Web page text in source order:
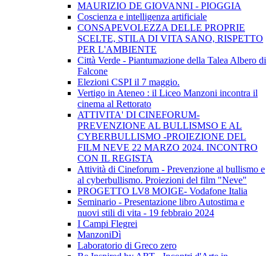
MAURIZIO DE GIOVANNI - PIOGGIA
Coscienza e intelligenza artificiale
CONSAPEVOLEZZA DELLE PROPRIE
SCELTE, STILA DI VITA SANO, RISPETTO
PER L'AMBIENTE
Città Verde - Piantumazione della Talea Albero di
Falcone
Elezioni CSPI il 7 maggio.
Vertigo in Ateneo : il Liceo Manzoni incontra il
cinema al Rettorato
ATTIVITA' DI CINEFORUM-
PREVENZIONE AL BULLISMSO E AL
CYBERBULLISMO -PROIEZIONE DEL
FILM NEVE 22 MARZO 2024. INCONTRO
CON IL REGISTA
Attività di Cineforum - Prevenzione al bullismo e
al cyberbullismo. Proiezioni del film "Neve"
PROGETTO LV8 MOIGE- Vodafone Italia
Seminario - Presentazione libro Autostima e
nuovi stili di vita - 19 febbraio 2024
I Campi Flegrei
ManzoniDì
Laboratorio di Greco zero